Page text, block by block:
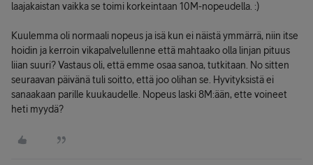
laajakaistan vaikka se toimi korkeintaan 10M-nopeudella. :)
Kuulemma oli normaali nopeus ja isä kun ei näistä ymmärrä, niin itse
hoidin ja kerroin vikapalvelullenne että mahtaako olla linjan pituus
liian suuri? Vastaus oli, että emme osaa sanoa, tutkitaan. No sitten
seuraavan päivänä tuli soitto, että joo olihan se. Hyvityksistä ei
sanaakaan parille kuukaudelle. Nopeus laski 8M:ään, ette voineet
heti myydä?